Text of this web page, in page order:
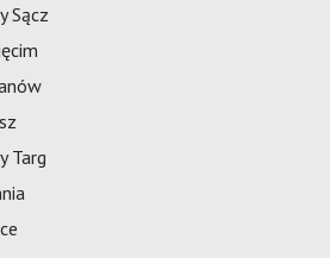
Sącz
Targ